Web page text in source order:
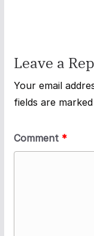
Leave a
Your email
fields are marked
Comment *